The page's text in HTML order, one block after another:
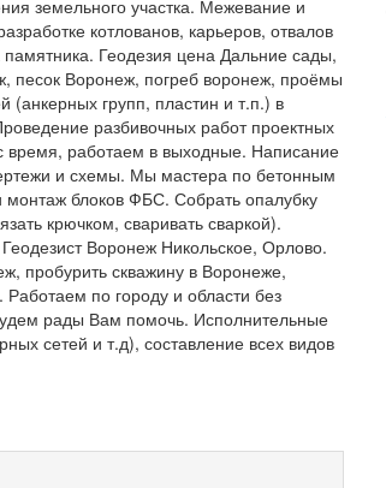
земельного участка. Межевание и
котлованов, карьеров, отвалов
памятника. Геодезия цена Дальние сады,
песок Воронеж, погреб воронеж, проёмы
(анкерных групп, пластин и т.п.) в
разбивочных работ проектных
время, работаем в выходные. Написание
и схемы. Мы мастера по бетонным
блоков ФБС. Собрать опалубку
крючком, сваривать сваркой).
Воронеж Никольское, Орлово.
пробурить скважину в Воронеже,
по городу и области без
рады Вам помочь. Исполнительные
сетей и т.д), составление всех видов